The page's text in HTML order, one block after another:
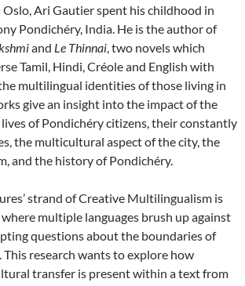
Ari Gautier spent his childhood in
Pondichéry, India. He is the author of
and Le Thinnai, two novels which
Tamil, Hindi, Créole and English with
multilingual identities of those living in
give an insight into the impact of the
of Pondichéry citizens, their constantly
the multicultural aspect of the city, the
and the history of Pondichéry.
strand of Creative Multilingualism is
multiple languages brush up against
questions about the boundaries of
This research wants to explore how
transfer is present within a text from